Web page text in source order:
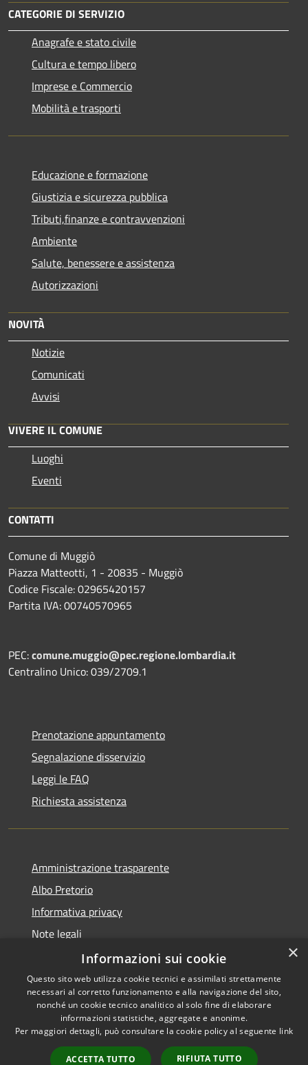
CATEGORIE DI SERVIZIO
Anagrafe e stato civile
Cultura e tempo libero
Imprese e Commercio
Mobilità e trasporti
Educazione e formazione
Giustizia e sicurezza pubblica
Tributi,finanze e contravvenzioni
Ambiente
Salute, benessere e assistenza
Autorizzazioni
NOVITÀ
Notizie
Comunicati
Avvisi
VIVERE IL COMUNE
Luoghi
Eventi
CONTATTI
Comune di Muggiò
Piazza Matteotti, 1 - 20835 - Muggiò
Codice Fiscale: 02965420157
Partita IVA: 00740570965
PEC:comune.muggio@pec.regione.lombardia.it
Centralino Unico: 039/2709.1
Prenotazione appuntamento
Segnalazione disservizio
Leggi le FAQ
Richiesta assistenza
Amministrazione trasparente
Albo Pretorio
Informativa privacy
Note legali
Dichiarazione di accessibilità
RSS
Accessibilità
Copyright © 2026 • Comune di
Municipium• Accesso
×
Informazioni sui cookie
Questo sito web utilizza cookie tecnici e assimilati strettamente
necessari al corretto funzionamento e alla navigazione del sito,
nonché un cookie tecnico analitico al solo fine di elaborare
informazioni statistiche, aggregate e anonime.
Per maggiori dettagli, può consultare la cookie policy al seguente link
ACCETTA TUTTO RIFIUTA TUTTO